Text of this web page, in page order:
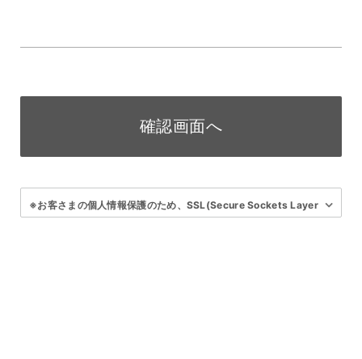
確認画面へ
※お客さまの個人情報保護のため、SSL(Secure Sockets Layer